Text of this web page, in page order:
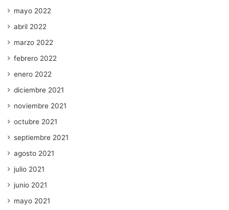
mayo 2022
abril 2022
marzo 2022
febrero 2022
enero 2022
diciembre 2021
noviembre 2021
octubre 2021
septiembre 2021
agosto 2021
julio 2021
junio 2021
mayo 2021